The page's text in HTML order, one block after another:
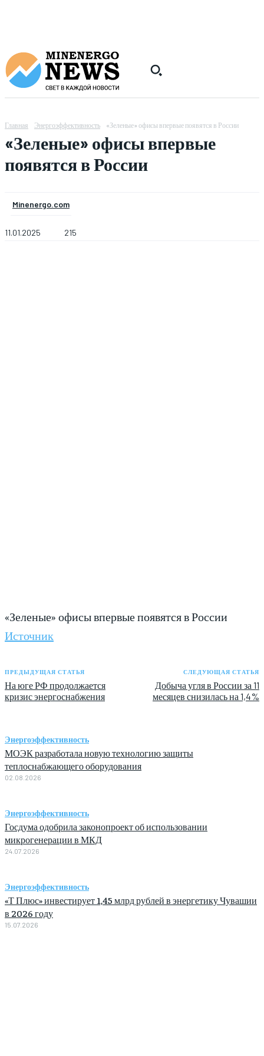
Главная Энергоэффективность «Зеленые» офисы впервые появятся в России
«Зеленые» офисы впервые
появятся в России
Minenergo.com
11.01.2025 215
«Зеленые» офисы впервые появятся в России
Источник
ПРЕДЫДУЩАЯ СТАТЬЯ
На юге РФ продолжается
кризис энергоснабжения
СЛЕДУЮЩАЯ СТАТЬЯ
Добыча угля в России за 11
месяцев снизилась на 1,4%
Энергоэффективность
МОЭК разработала новую технологию защиты
теплоснабжающего оборудования
02.08.2026
Энергоэффективность
Госдума одобрила законопроект об использовании
микрогенерации в МКД
24.07.2026
Энергоэффективность
«Т Плюс» инвестирует 1,45 млрд рублей в энергетику Чувашии
в 2026 году
15.07.2026